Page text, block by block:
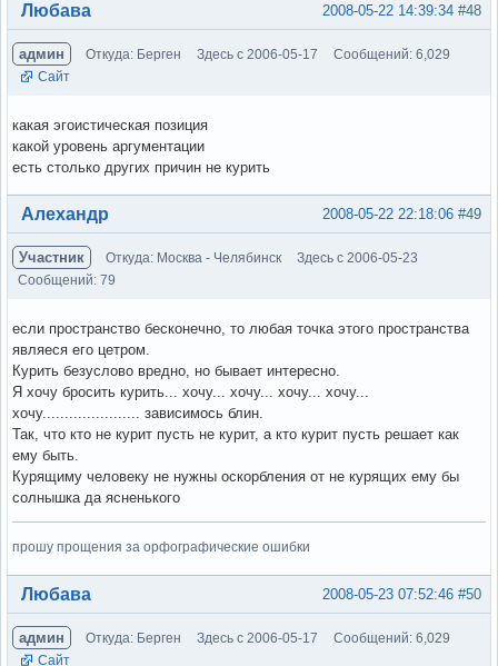
Вне форума #48
2008-05-22 14:39:34
Любава
админ Откуда: Берген Здесь с 2006-05-17
Сообщений: 6,029
Сайт
какая эгоистическая позиция
какой уровень аргументации
есть столько других причин не курить
Вне форума #49
2008-05-22 22:18:06
Алехандр
Участник Откуда: Москва - Челябинск
Здесь с 2006-05-23
Сообщений: 79
если пространство бесконечно, то любая точка этого пространства
являеся его цетром.
Курить безуслово вредно, но бывает интересно.
Я хочу бросить курить... хочу... хочу... хочу... хочу...
хочу...................... зависимось блин.
Так, что кто не курит пусть не курит, а кто курит пусть решает как
ему быть.
Курящиму человеку не нужны оскорбления от не курящих ему бы
солнышка да ясненького
прошу прощения за орфографические ошибки
Вне форума #50
2008-05-23 07:52:46
Любава
админ Откуда: Берген Здесь с 2006-05-17
Сообщений: 6,029
Сайт